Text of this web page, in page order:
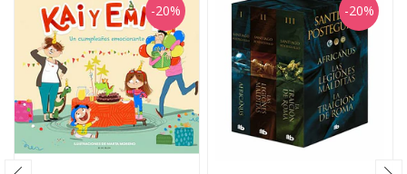
-20% -20%